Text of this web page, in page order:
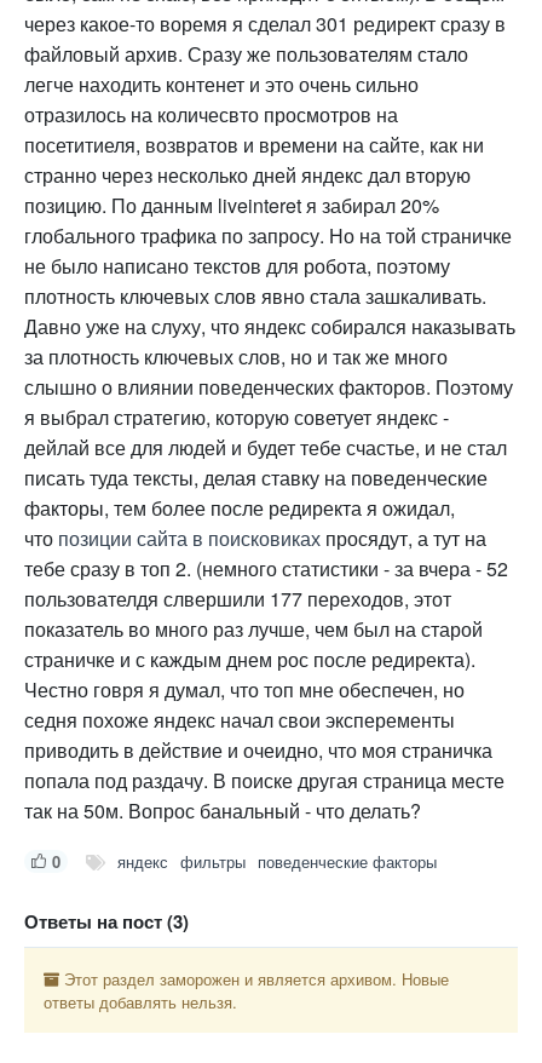
через какое-то воремя я сделал 301 редирект сразу в
файловый архив. Сразу же пользователям стало
легче находить контенет и это очень сильно
отразилось на количесвто просмотров на
посетитиеля, возвратов и времени на сайте, как ни
странно через несколько дней яндекс дал вторую
позицию. По данным liveinteret я забирал 20%
глобального трафика по запросу. Но на той страничке
не было написано текстов для робота, поэтому
плотность ключевых слов явно стала зашкаливать.
Давно уже на слуху, что яндекс собирался наказывать
за плотность ключевых слов, но и так же много
слышно о влиянии поведенческих факторов. Поэтому
я выбрал стратегию, которую советует яндекс -
дейлай все для людей и будет тебе счастье, и не стал
писать туда тексты, делая ставку на поведенческие
факторы, тем более после редиректа я ожидал,
что позиции сайта в поисковиках просядут, а тут на
тебе сразу в топ 2. (немного статистики - за вчера - 52
пользователдя слвершили 177 переходов, этот
показатель во много раз лучше, чем был на старой
страничке и с каждым днем рос после редиректа).
Честно говря я думал, что топ мне обеспечен, но
седня похоже яндекс начал свои эксперементы
приводить в действие и очеидно, что моя страничка
попала под раздачу. В поиске другая страница месте
так на 50м. Вопрос банальный - что делать?
0 яндекс фильтры поведенческие факторы
Ответы на пост (3)
Этот раздел заморожен и является архивом. Новые
ответы добавлять нельзя.